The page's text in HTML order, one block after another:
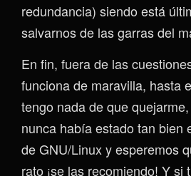
redundancia) siendo está
salvarnos de las garras del
En fin, fuera de las
funciona de maravilla, hasta
tengo nada de que
nunca había estado tan bien
de GNU/Linux y esperemos
rato ¡se las recomiendo! Y si